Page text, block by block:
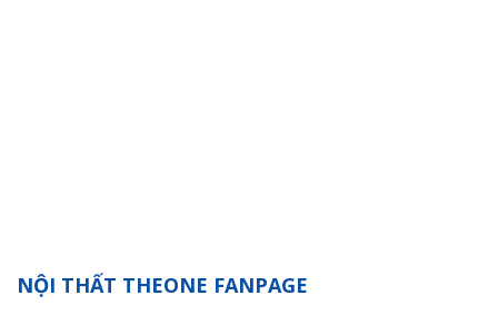
NỘI THẤT THEONE FANPAGE